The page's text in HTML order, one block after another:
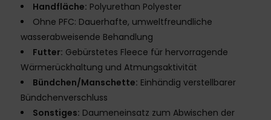
Handfläche: Polyurethan Polyester
Ohne PFC: Dauerhafte, umweltfreundliche
wasserabweisende Behandlung
Futter: Gebürstetes Fleece für hervorragende
Wärmerückhaltung und Atmungsaktivität
Bündchen/Manschette: Einhändig verstellbarer
Bündchenverschluss
Sonstiges: Daumeneinsatz zum Abwischen der